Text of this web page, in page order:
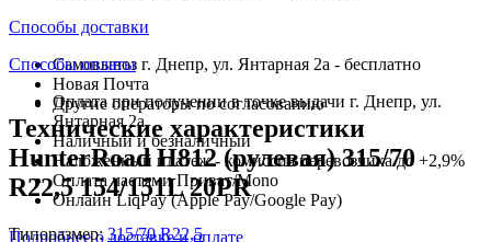
Способы доставки
Самовывоз г. Днепр, ул. Янтарная 2а - бесплатно
Новая Почта
Другие операторы по согласованию
Способы оплаты
Оплата при получении в точке выдачи г. Днепр, ул.
Янтарная 2а
Наличный и безналичный
Наложенный платеж - комиссия перевозчика до +2,9%
Оплата частями Приват/Mono
Онлайн LiqPay (Apple Pay/Google Pay)
Подробнее о доставке и оплате
Технические характеристики
HunterRoad H812 (рулевая) 315/70
R22,5 154/151L 20PR
Типоразмер:315/70 R22,5